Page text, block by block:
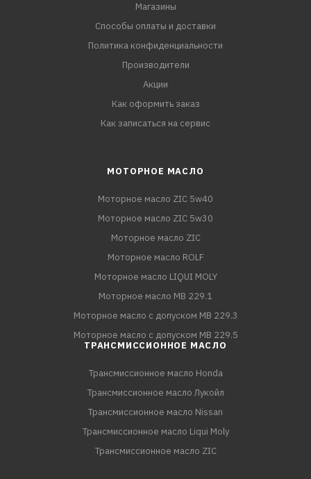
Магазины
Способы оплаты и доставки
Политика конфиденциальности
Производители
Акции
Как оформить заказ
Как записаться на сервис
МОТОРНОЕ МАСЛО
Моторное масло ZIC 5w40
Моторное масло ZIC 5w30
Моторное масло ZIC
Моторное масло ROLF
Моторное масло LIQUI MOLY
Моторное масло MB 229.1
Моторное масло с допуском MB 229.3
Моторное масло с допуском MB 229.5
ТРАНСМИССИОННОЕ МАСЛО
Трансмиссионное масло Honda
Трансмиссионное масло Лукойл
Трансмиссионное масло Nissan
Трансмиссионное масло Liqui Moly
Трансмиссионное масло ZIC